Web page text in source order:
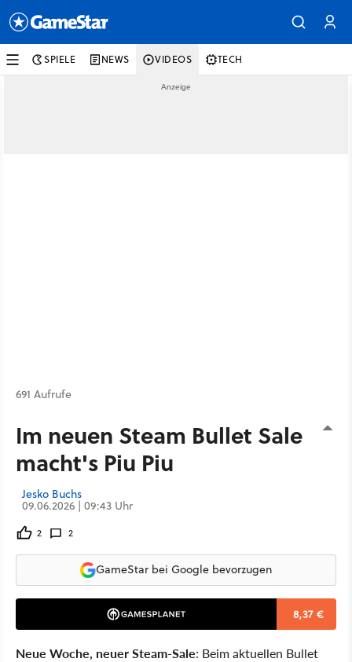
SPIELE NEWS VIDEOS TECH
691 Aufrufe
Im neuen Steam Bullet Sale
macht's Piu Piu
Jesko Buchs
09.06.2026 | 09:43 Uhr
2 2
GameStar bei Google bevorzugen
8,37 €
Neue Woche, neuer Steam-Sale: Beim aktuellen Bullet